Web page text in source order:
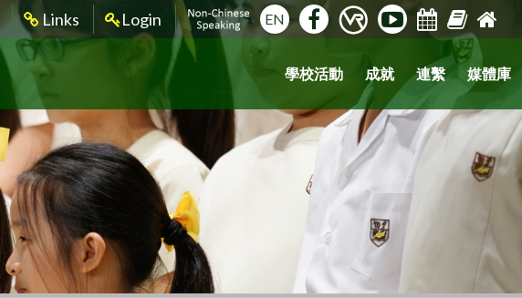
Links Login EN
學校活動 成就 連繫 媒體庫